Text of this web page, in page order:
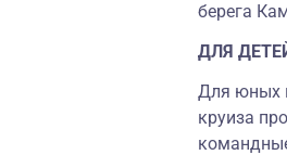
берега
ДЛЯ
Для юных
круиза